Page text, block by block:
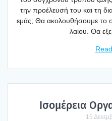
την προ­έ­λευ­σή του και τη
εμάς; Θα ακο­λου­θή­σου­με το
λαί­ου. Θα
Ισο­μέ­ρεια
15